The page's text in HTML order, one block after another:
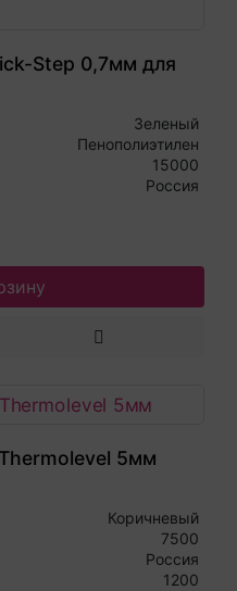
Step 0,7мм для
Зеленый
Пенополиэтилен
15000
Россия
5мм
Коричневый
7500
Россия
1200